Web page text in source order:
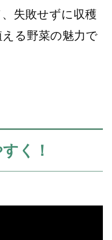
失敗せずに収穫
る野菜の魅力で
く！